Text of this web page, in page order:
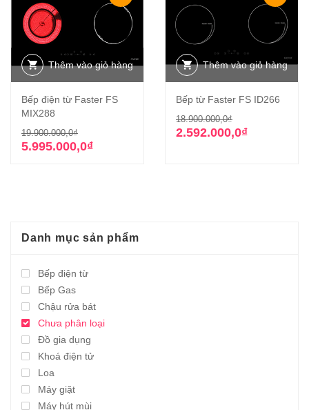
Thêm vào giỏ hàng
Bếp điện từ Faster FS
MIX288
19.900.000,0₫Giá
gốc
5.995.000,0₫
Giá
hiện
Thêm vào giỏ hàng
Bếp từ Faster FS ID266
18.900.000,0₫Giá
gốc
2.592.000,0₫
Giá
hiện
Danh mục sản phẩm
Bếp điện từ
Bếp Gas
Chậu rửa bát
Chưa phân loại
Đồ gia dụng
Khoá điện tử
Loa
Máy giặt
Máy hút mùi